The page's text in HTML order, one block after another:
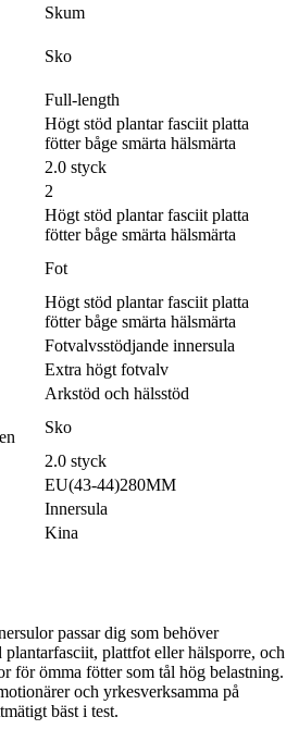
Skum
Sko
Full-length
Högt stöd plantar fasciit platta
fötter båge smärta hälsmärta
2.0 styck
2
Högt stöd plantar fasciit platta
fötter båge smärta hälsmärta
Fot
Högt stöd plantar fasciit platta
fötter båge smärta hälsmärta
Fotvalvsstödjande innersula
Extra högt fotvalv
Arkstöd och hälsstöd
Sko
2.0 styck
EU(43-44)280MM
Innersula
Kina
passar dig som behöver
plattfot eller hälsporre, och
för ömma fötter som tål hög belastning.
och yrkesverksamma på
bäst i test.